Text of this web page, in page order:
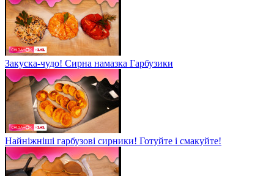
Закуска-чудо! Сирна намазка Гарбузики
Найніжніші гарбузові сирники! Готуйте і смакуйте!